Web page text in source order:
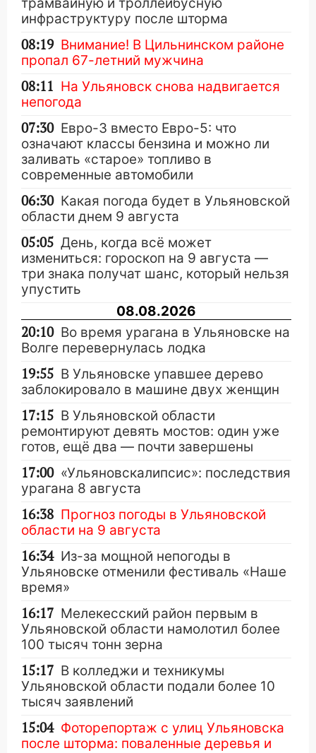
инфраструктуру после шторма
08:19 Внимание! В Цильнинском районе
пропал 67-летний мужчина
08:11 На Ульяновск снова надвигается
непогода
07:30 Евро-3 вместо Евро-5: что
означают классы бензина и можно ли
заливать «старое» топливо в
современные автомобили
06:30 Какая погода будет в Ульяновской
области днем 9 августа
05:05 День, когда всё может
измениться: гороскоп на 9 августа —
три знака получат шанс, который нельзя
упустить
08.08.2026
20:10 Во время урагана в Ульяновске на
Волге перевернулась лодка
19:55 В Ульяновске упавшее дерево
заблокировало в машине двух женщин
17:15 В Ульяновской области
ремонтируют девять мостов: один уже
готов, ещё два — почти завершены
17:00 «Ульяновскалипсис»: последствия
урагана 8 августа
16:38 Прогноз погоды в Ульяновской
области на 9 августа
16:34 Из-за мощной непогоды в
Ульяновске отменили фестиваль «Наше
время»
16:17 Мелекесский район первым в
Ульяновской области намолотил более
100 тысяч тонн зерна
15:17 В колледжи и техникумы
Ульяновской области подали более 10
тысяч заявлений
15:04 Фоторепортаж с улиц Ульяновска
после шторма: поваленные деревья и